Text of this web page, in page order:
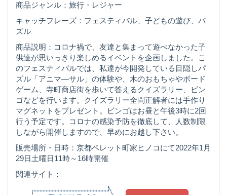
商品ジャンル：旅行・レジャー
キャッチフレーズ：フェスティバル、子どもの遊び、パ
ズル
商品説明：コロナ禍で、友達と集まって遊べなかった子
供達が思いっきり楽しめるイベントを企画しました。こ
のフェスティバルでは、私達が今開発している目隠しパ
ズル「アニマ―サル」の体験や、木のおもちゃやボード
ゲーム、寺町商店街を歩いて答えるクイズラリー、ビン
ゴなどを行います。クイズラリー全問正解者には手作り
マグネットをプレゼント。ビンゴはお昼と午後3時に2回
行う予定です。コロナの感染予防を徹底して、人数制限
しながら開催しますので、早めにお越し下さい。
販売場所・日時：京都ペレット町家ヒノコにて2022年1月
29日土曜日11時～16時開催
関連サイト：